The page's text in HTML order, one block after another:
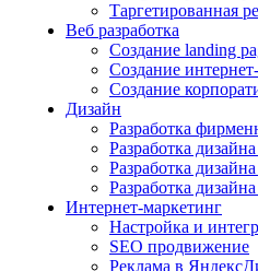
Таргетированная
Веб разработка
Создание landing
Создание
Создание
Дизайн
Разработка
Разработка
Разработка
Разработка
Интернет-маркетинг
Настройка и
SEO продвижение
Реклама в